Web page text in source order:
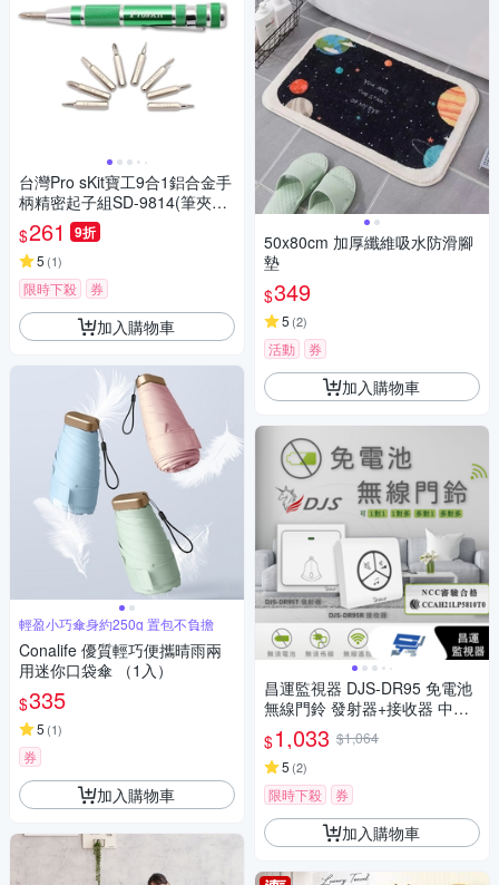
台灣Pro sKit寶工9合1鋁合金手
柄精密起子組SD-9814(筆夾設
計好攜帶;凸點設計不滑手)
$261 9折
5 (1)
限時下殺 券
加入購物車
輕盈小巧傘身約250g 置包不負擔
Conalife 優質輕巧便攜晴雨兩
用迷你口袋傘 （1入）
$335
5 (1)
券
加入購物車
50x80cm 加厚纖維吸水防滑腳
墊
$349
5 (2)
活動 券
加入購物車
昌運監視器 DJS-DR95 免電池
無線門鈴 發射器+接收器 中繼
轉發功能 距離可無限延伸 無線
電鈴 自發電 免用電池
$1,033 $1,064
5 (2)
限時下殺 券
加入購物車